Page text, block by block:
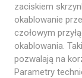
zaciskiem
okablowanie
czołowym
okablowania.
pozwalają na
Parametry